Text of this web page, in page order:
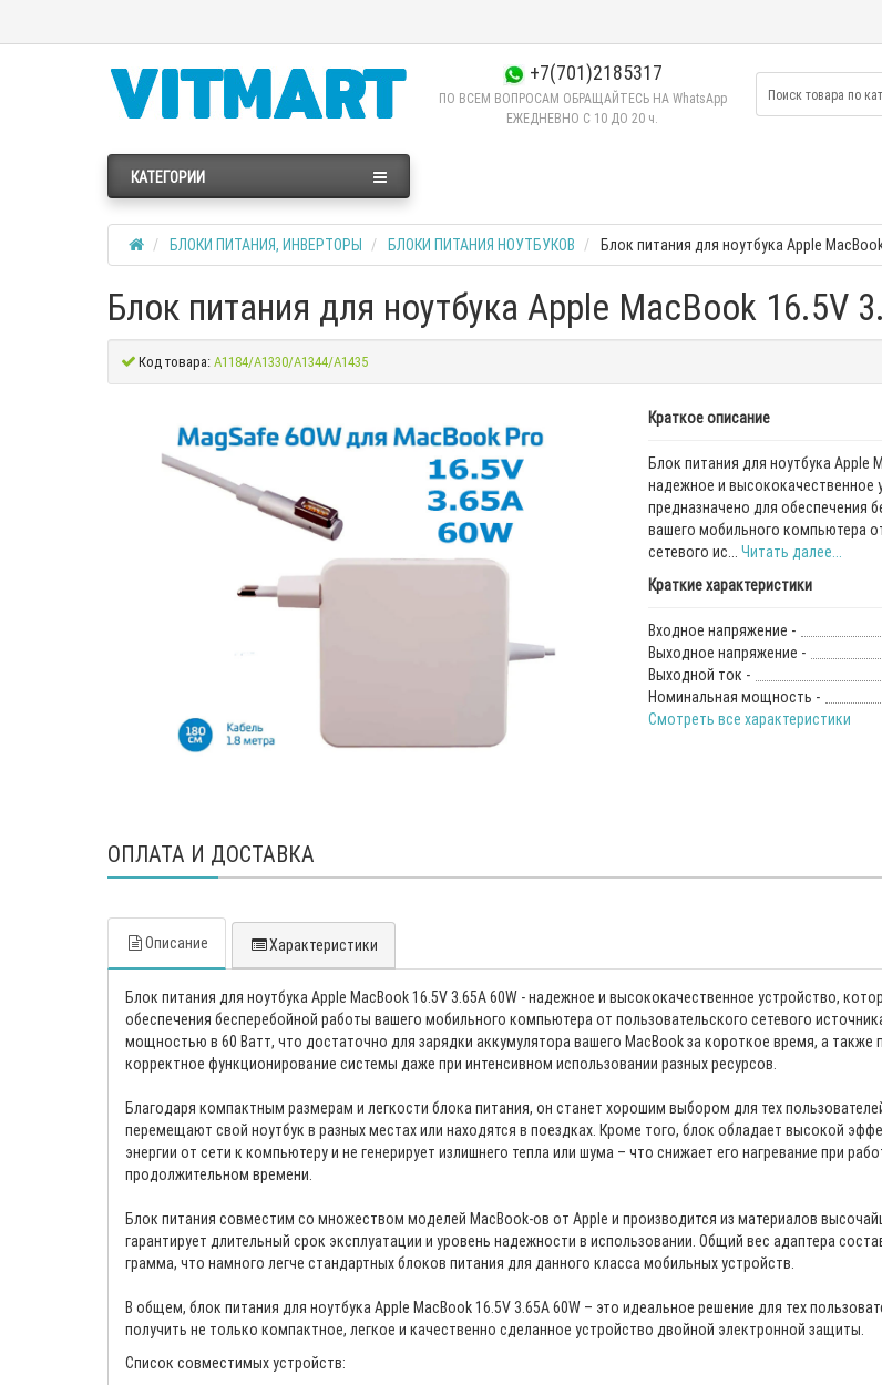
+7(701)2185317
ПО ВСЕМ ВОПРОСАМ ОБРАЩАЙТЕСЬ НА WhatsApp
ЕЖЕДНЕВНО C 10 ДО 20 ч.
КАТЕГОРИИ
БЛОКИ ПИТАНИЯ, ИНВЕРТОРЫ БЛОКИ ПИТАНИЯ НОУТБУКОВ Блок питания для ноутбука Apple
Блок питания для ноутбука Apple MacBook 16.5V
Код товара:A1184/A1330/A1344/A1435
Краткое описание
Блок питания для ноутбука Apple
надежное и высококачественное
предназначено для обеспечения
вашего мобильного компьютера
сетевого ис... Читать далее...
Краткие характеристики
Входное напряжение -
Выходное напряжение -
Выходной ток -
Номинальная мощность -
Смотреть все характеристики
ОПЛАТА И ДОСТАВКА
Описание Характеристики
Блок питания для ноутбука Apple MacBook 16.5V 3.65A 60W - надежное и высококачественное устройство,
обеспечения бесперебойной работы вашего мобильного компьютера от пользовательского сетевого
мощностью в 60 Ватт, что достаточно для зарядки аккумулятора вашего MacBook за короткое время, а также
корректное функционирование системы даже при интенсивном использовании разных ресурсов.
Благодаря компактным размерам и легкости блока питания, он станет хорошим выбором для тех
перемещают свой ноутбук в разных местах или находятся в поездках. Кроме того, блок обладает высокой
энергии от сети к компьютеру и не генерирует излишнего тепла или шума – что снижает его нагревание при
продолжительном времени.
Блок питания совместим со множеством моделей MacBook-ов от Apple и производится из материалов
гарантирует длительный срок эксплуатации и уровень надежности в использовании. Общий вес адаптера
грамма, что намного легче стандартных блоков питания для данного класса мобильных устройств.
В общем, блок питания для ноутбука Apple MacBook 16.5V 3.65A 60W – это идеальное решение для тех
получить не только компактное, легкое и качественно сделанное устройство двойной электронной защиты.
Список совместимых устройств: